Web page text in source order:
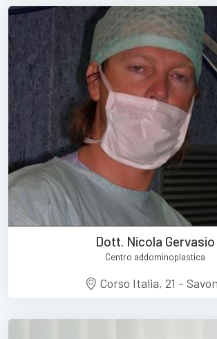
Dott. Nicola Gervasio
Centro addominoplastica
Corso Italia, 21 -